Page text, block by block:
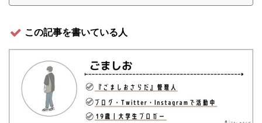
この記事を書いている人